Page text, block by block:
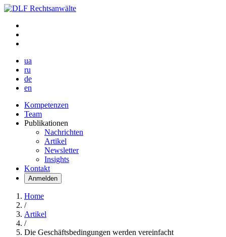
ua
ru
de
en
Kompetenzen
Team
Publikationen
Nachrichten
Artikel
Newsletter
Insights
Kontakt
Anmelden
Home
/
Artikel
/
Die Geschäftsbedingungen werden vereinfacht